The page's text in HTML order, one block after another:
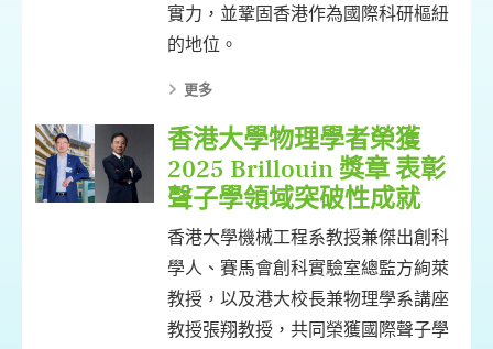
實力，並鞏固香港作為國際科研樞紐
的地位。
更多
香港大學物理學者榮獲
2025 Brillouin 獎章 表彰
聲子學領域突破性成就
香港大學機械工程系教授兼傑出創科
學人、賽馬會創科實驗室總監方絢萊
教授，以及港大校長兼物理學系講座
教授張翔教授，共同榮獲國際聲子學